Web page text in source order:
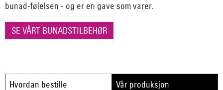
bunad-følelsen - og er en gave som varer.
SE VÅRT BUNADSTILBEHØR
Hvordan bestille
Vår produksjon